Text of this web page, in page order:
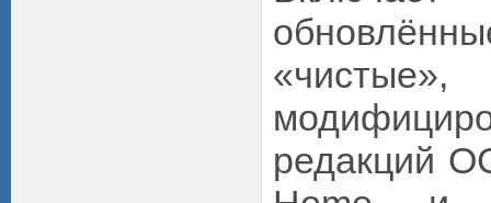
редакций